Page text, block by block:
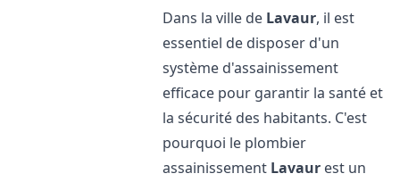
Dans la ville de Lavaur, il est
essentiel de disposer d'un
système d'assainissement
efficace pour garantir la santé et
la sécurité des habitants. C'est
pourquoi le plombier
assainissement Lavaur est un